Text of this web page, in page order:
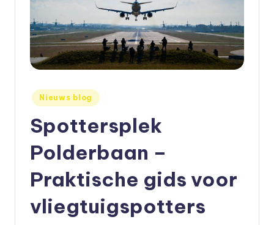
Geplaatst
in
Nieuws blog
Spottersplek
Polderbaan –
Praktische gids voor
vliegtuigspotters